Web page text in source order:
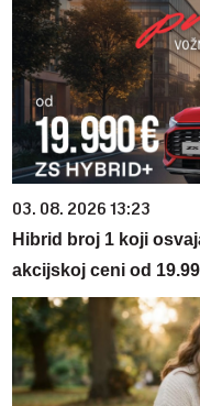
03. 08. 2026 13:23
Hibrid broj 1 koji
akcijskoj ceni od